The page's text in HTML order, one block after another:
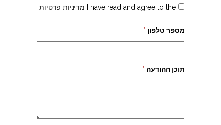
I have read and agree to the מדיניות פרטיות
מספר טלפון *
תוכן ההודעה *